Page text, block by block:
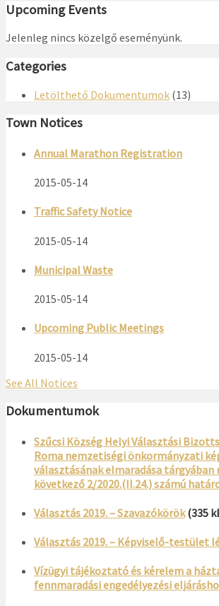
Upcoming Events
Jelenleg nincs közelgő eseményünk.
Categories
Letölthető Dokumentumok (13)
Town Notices
Annual Marathon Registration
2015-05-14
Traffic Safety Notice
2015-05-14
Municipal Waste
2015-05-14
Upcoming Public Meetings
2015-05-14
See All Notices
Dokumentumok
Szűcsi Község Helyi Választási
Roma nemzetiségi önkormányzati
választásának elmaradása tárgyában
következő 2/2020.(II.24.) számú
Választás 2019. – Szavazókörök (335
Választás 2019. – Képviselő-testület
Vízügyi tájékoztató és kérelem a
fennmaradási engedélyezési